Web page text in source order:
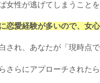
女性が逃げてしまうことを
恋愛経験が多いので、女
され、あなたが「現時点
さらにアプローチされた